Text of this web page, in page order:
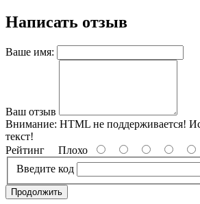
Написать отзыв
Ваше имя:
Ваш отзыв
Внимание: HTML не поддерживается!
текст!
Рейтинг Плохо
Введите код
Продолжить